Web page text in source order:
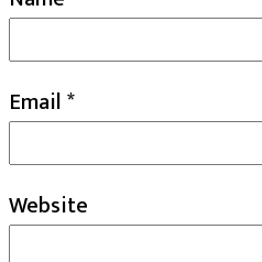
Email*
Website